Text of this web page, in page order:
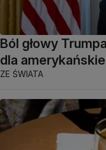
Ból głowy
dla
ZE ŚWIATA